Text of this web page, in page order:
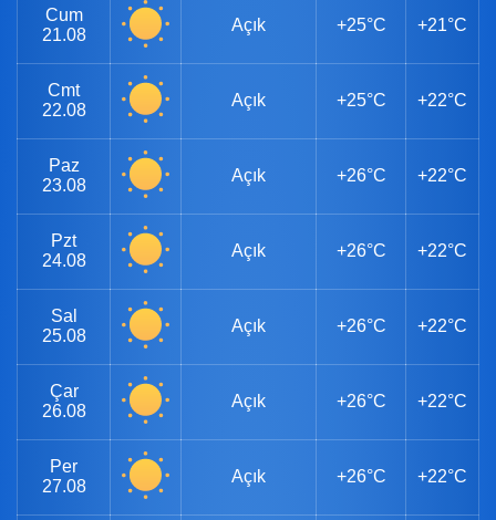
Cum
21.08
Açık +25°C +21°C
Cmt
22.08
Açık +25°C +22°C
Paz
23.08
Açık +26°C +22°C
Pzt
24.08
Açık +26°C +22°C
Sal
25.08
Açık +26°C +22°C
Çar
26.08
Açık +26°C +22°C
Per
27.08
Açık +26°C +22°C